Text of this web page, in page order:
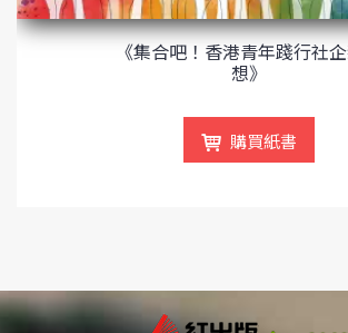
《集合吧！香港青年踐行社
想》
購買紙書